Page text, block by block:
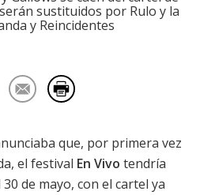
sustituidos por Rulo y la
y Reincidentes
que, por primera vez
el festival En Vivo tendría
de mayo, con el cartel ya